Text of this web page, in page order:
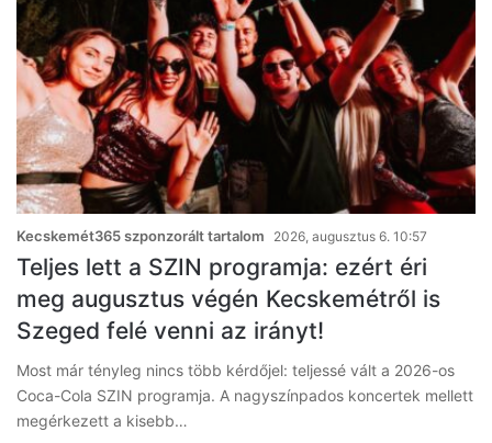
Kecskemét365 szponzorált tartalom 2026, augusztus 6. 10:57
Teljes lett a SZIN programja: ezért éri
meg augusztus végén Kecskemétről is
Szeged felé venni az irányt!
Most már tényleg nincs több kérdőjel: teljessé vált a 2026-os
Coca-Cola SZIN programja. A nagyszínpados koncertek mellett
megérkezett a kisebb…